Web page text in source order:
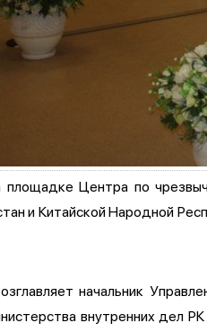
Центра по
и Китайской Народной
начальник
внутренних дел